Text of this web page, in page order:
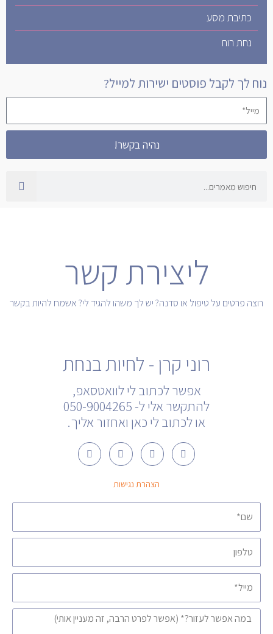
כתיבת מסע
נחת רוח
נוח לך לקבל פוסטים ישירות למייל?
מייל*
נהיה בקשר!
ליצירת קשר
רוצה פרטים על טיפול או סדנה? יש לך משהו להגיד לי? אשמח להיות בקשר
שם
טלפון
מייל
הודעה
רוני קרן - לחיות בנחת
אפשר לכתוב לי לוואטסאפ,
להתקשר אלי ל- 050-9004265
או לכתוב לי כאן ואחזור אליך.
F
a
c
o
Y
o
u
u
e
W
h
a
s
p
U
s
e
r
n
הצהרת נגישות